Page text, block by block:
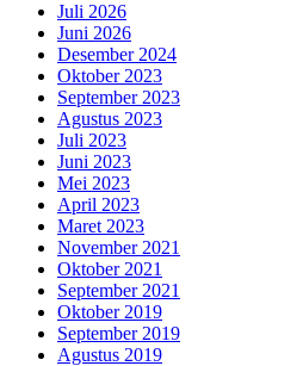
Juli 2026
Juni 2026
Desember 2024
Oktober 2023
September 2023
Agustus 2023
Juli 2023
Juni 2023
Mei 2023
April 2023
Maret 2023
November 2021
Oktober 2021
September 2021
Oktober 2019
September 2019
Agustus 2019